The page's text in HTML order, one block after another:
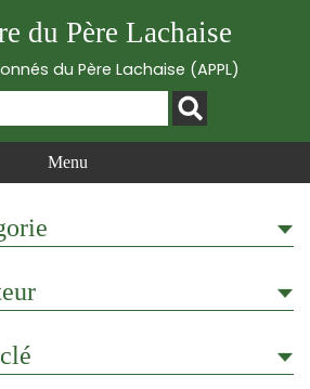
du Père Lachaise
du Père Lachaise (APPL)
Menu